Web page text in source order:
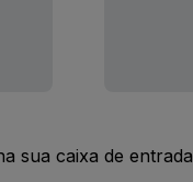
sua caixa de entrada